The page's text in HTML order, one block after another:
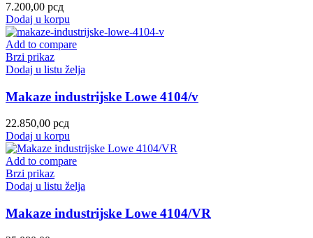
7.200,00 рсд
Dodaj u korpu
Add to compare
Brzi prikaz
Dodaj u listu želja
Makaze industrijske Lowe 4104/v
22.850,00 рсд
Dodaj u korpu
Add to compare
Brzi prikaz
Dodaj u listu želja
Makaze industrijske Lowe 4104/VR